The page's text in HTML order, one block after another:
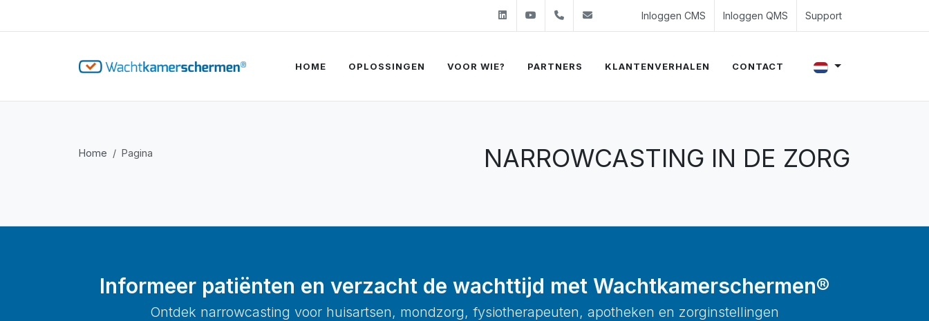
LinkedinYoutube+31 (0)24 350 54 00
sales@evalue8.nl
Inloggen CMS Inloggen QMS Support
HOME OPLOSSINGEN VOOR WIE? PARTNERS KLANTENVERHALEN CONTACT
NARROWCASTING IN DE ZORG
Home Pagina
Informeer patiënten en verzacht de wachttijd met Wachtkamerschermen®
Ontdek narrowcasting voor huisartsen, mondzorg, fysiotherapeuten, apotheken en zorginstellingen